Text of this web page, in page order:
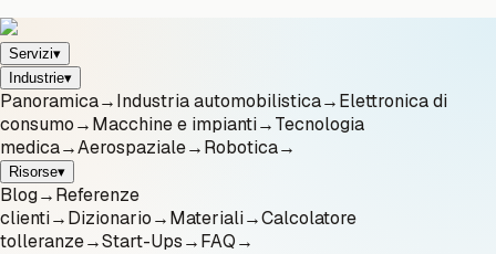
Servizi▾
Industrie▾
Panoramica→Industria automobilistica→Elettronica di
consumo→Macchine e impianti→Tecnologia
medica→Aerospaziale→Robotica→
Risorse▾
Blog→Referenze
clienti→Dizionario→Materiali→Calcolatore
tolleranze→Start-Ups→FAQ→